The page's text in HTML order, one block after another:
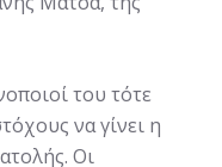
του τότε
να γίνει η
Οι